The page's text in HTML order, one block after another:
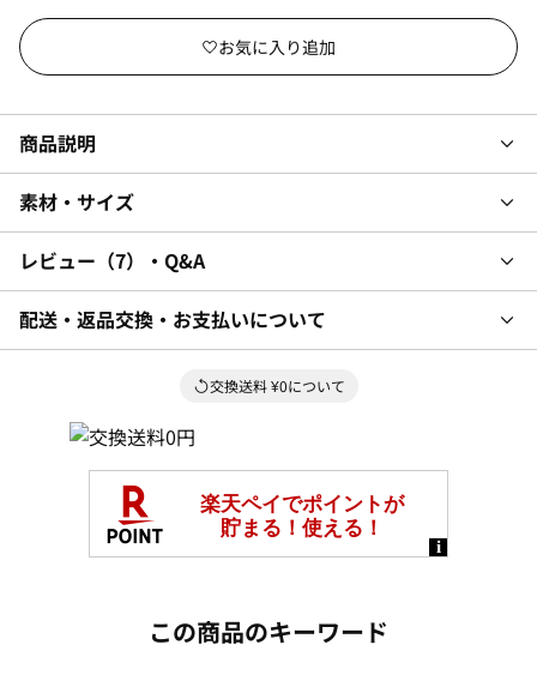
商品説明
素材・サイズ
レビュー 7 ・Q&A
配送・返品交換・お支払いについて
交換送料 ¥0について
この商品のキーワード